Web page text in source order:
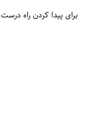
برای پیدا کردن راه